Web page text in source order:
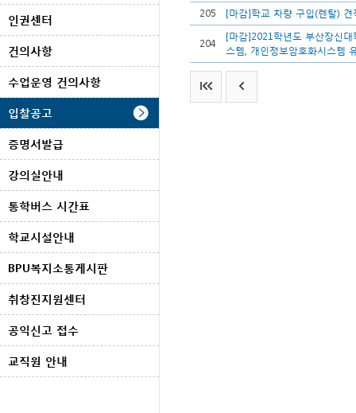
인권센터
건의사항
수업운영 건의사항
입찰공고
증명서발급
강의실안내
통학버스 시간표
학교시설안내
BPU복지소통게시판
취창진지원센터
공익신고 접수
교직원 안내
205
[마감]학교 차량 구입(렌탈)
204
[마감]2021학년도 부산장신
스템, 개인정보암호화시스템